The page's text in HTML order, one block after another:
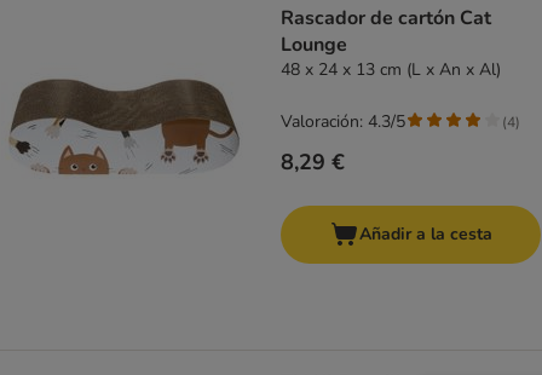
Rascador de cartón Cat
Lounge
48 x 24 x 13 cm (L x An x Al)
8,29 €
Valoración: 4.3/5 (4)
Añadir a la cesta